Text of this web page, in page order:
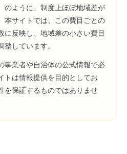
のように、制度上ほぼ地域差が
本サイトでは、この費目ごとの
に反映し、地域差の小さい費目
しています。
事業者や自治体の公式情報で必
トは情報提供を目的としてお
を保証するものではありませ